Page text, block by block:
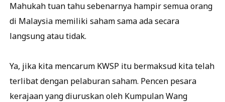
Mahukah tuan tahu sebenarnya hampir semua orang
di Malaysia memiliki saham sama ada secara
langsung atau tidak.
Ya, jika kita mencarum KWSP itu bermaksud kita telah
terlibat dengan pelaburan saham. Pencen pesara
kerajaan yang diuruskan oleh Kumpulan Wang